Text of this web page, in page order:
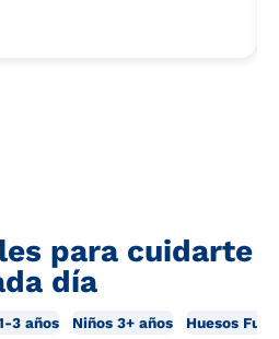
para cuidarte
día
3 años Niños 3+ años Huesos